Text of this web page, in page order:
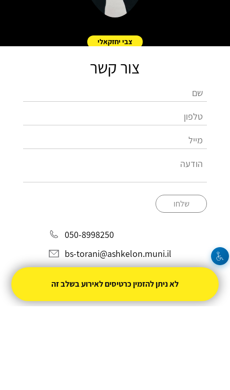
צבי יחזקאלי
צור קשר
שלחו
050-8998250
bs-torani@ashkelon.muni.il
לא ניתן להזמין כרטיסים לאירוע בשלב זה